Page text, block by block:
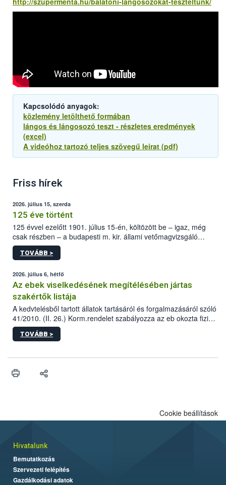
Kapcsolódó anyagok:
közlemény letölthető formában
lángos és lángosozó teszt - részletes eredmények
(excel)
A videóhoz tartozó teljes szövegű leirat (pdf)
Friss hírek
2026. július 15, szerda
125 éve történt
125 évvel ezelőtt 1901. július 15-én, költözött be – igaz, még
csak részben – a budapesti m. kir. állami vetőmagvizsgáló
állomás a Kis Rókus utca 15. szám alatti, Czigler Győző által
tervezett új épületébe.
TOVÁBB >
2026. július 6, hétfő
Az ebek viselkedésének megítélésében jártas
szakértők listája
A kedvtelésből tartott állatok tartásáról és forgalmazásáról szóló
41/2010. (II. 26.) Korm.rendelet szabályozza az eb okozta fizikai
sérülés, illetve ennek veszélye keletkezésekor felmerülő
hatósági feladatokat, valamint a veszélyes eb tartását és annak
vonni az ebek viselkedésének megítélésében jártas szakértőt.
TOVÁBB >
Cookie beállítások
Hivatalunk
Bemutatkozás
Szervezeti felépítés
Gazdálkodási adatok